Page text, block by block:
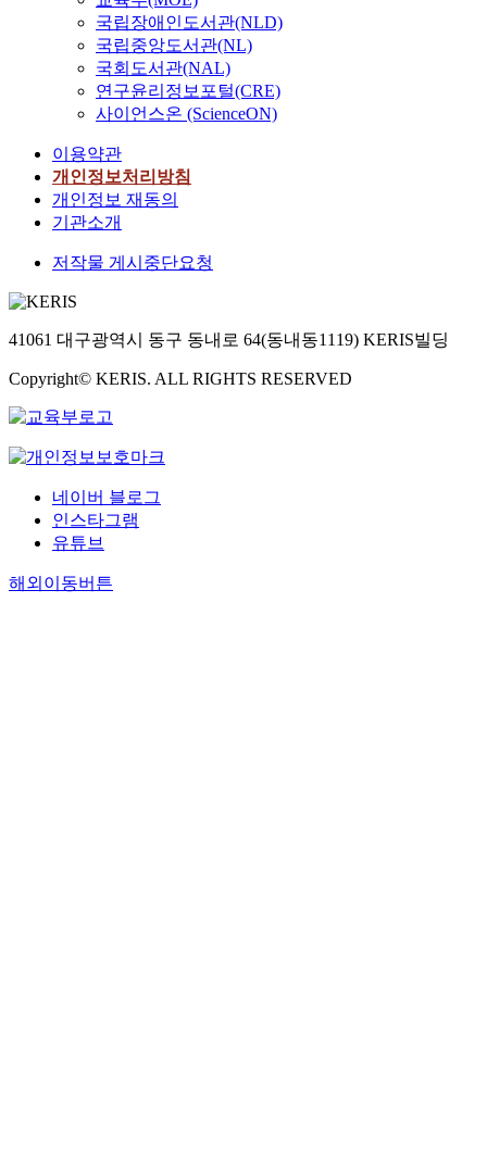
국립장애인도서관(NLD)
국립중앙도서관(NL)
국회도서관(NAL)
연구윤리정보포털(CRE)
사이언스온 (ScienceON)
이용약관
개인정보처리방침
개인정보 재동의
기관소개
저작물 게시중단요청
41061 대구광역시 동구 동내로 64(동내동1119) KERIS빌딩
Copyright© KERIS. ALL RIGHTS RESERVED
네이버 블로그
인스타그램
유튜브
해외이동버튼